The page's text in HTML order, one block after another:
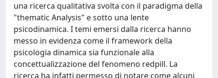
una ricerca qualitativa svolta con il paradigma della
"thematic Analysis" e sotto una lente
psicodinamica. I temi emersi dalla ricerca hanno
messo in evidenza come il framework della
psicologia dinamica sia funzionale alla
concettualizzazione del fenomeno redpill. La
ricerca ha infatti permesso di notare come alcuni